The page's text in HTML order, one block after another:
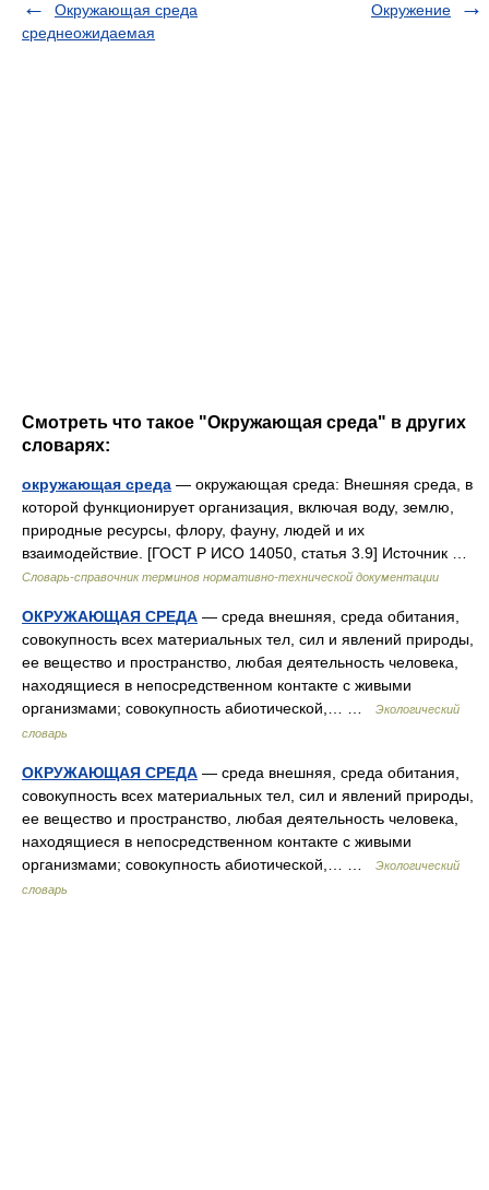
Окружающая среда
среднеожидаемая
Окружение
Смотреть что такое "Окружающая среда" в других
словарях:
окружающая среда — окружающая среда: Внешняя среда, в
которой функционирует организация, включая воду, землю,
природные ресурсы, флору, фауну, людей и их
взаимодействие. [ГОСТ Р ИСО 14050, статья 3.9] Источник …
Словарь-справочник терминов нормативно-технической документации
ОКРУЖАЮЩАЯ СРЕДА — среда внешняя, среда обитания,
совокупность всех материальных тел, сил и явлений природы,
ее вещество и пространство, любая деятельность человека,
находящиеся в непосредственном контакте с живыми
организмами; совокупность абиотической,… …
Экологический
словарь
ОКРУЖАЮЩАЯ СРЕДА — среда внешняя, среда обитания,
совокупность всех материальных тел, сил и явлений природы,
ее вещество и пространство, любая деятельность человека,
находящиеся в непосредственном контакте с живыми
организмами; совокупность абиотической,… …
Экологический
словарь